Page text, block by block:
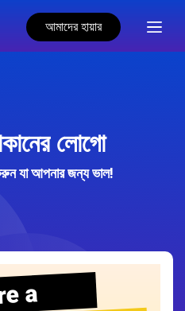
আমাদের হায়ার
লোগো
যা আপনার জন্য ভাল!
a